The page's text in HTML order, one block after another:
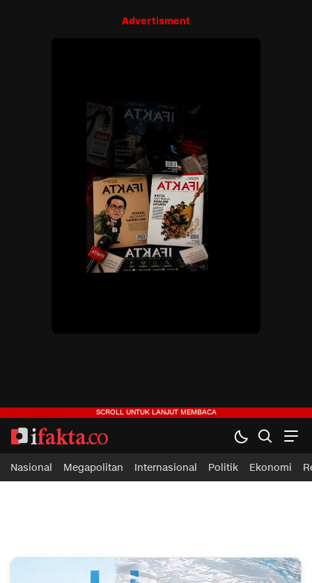
Advertisment
Nasional Megapolitan Internasional Politik Ekonomi